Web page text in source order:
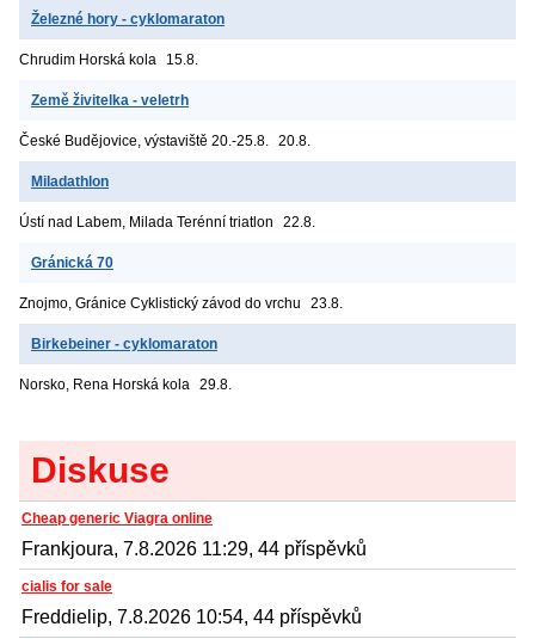
Železné hory - cyklomaraton
Chrudim Horská kola 15.8.
Země živitelka - veletrh
České Budějovice, výstaviště 20.-25.8. 20.8.
Miladathlon
Ústí nad Labem, Milada Terénní triatlon 22.8.
Gránická 70
Znojmo, Gránice Cyklistický závod do vrchu 23.8.
Birkebeiner - cyklomaraton
Norsko, Rena Horská kola 29.8.
Diskuse
Cheap generic Viagra online
Frankjoura, 7.8.2026 11:29, 44 příspěvků
cialis for sale
Freddielip, 7.8.2026 10:54, 44 příspěvků